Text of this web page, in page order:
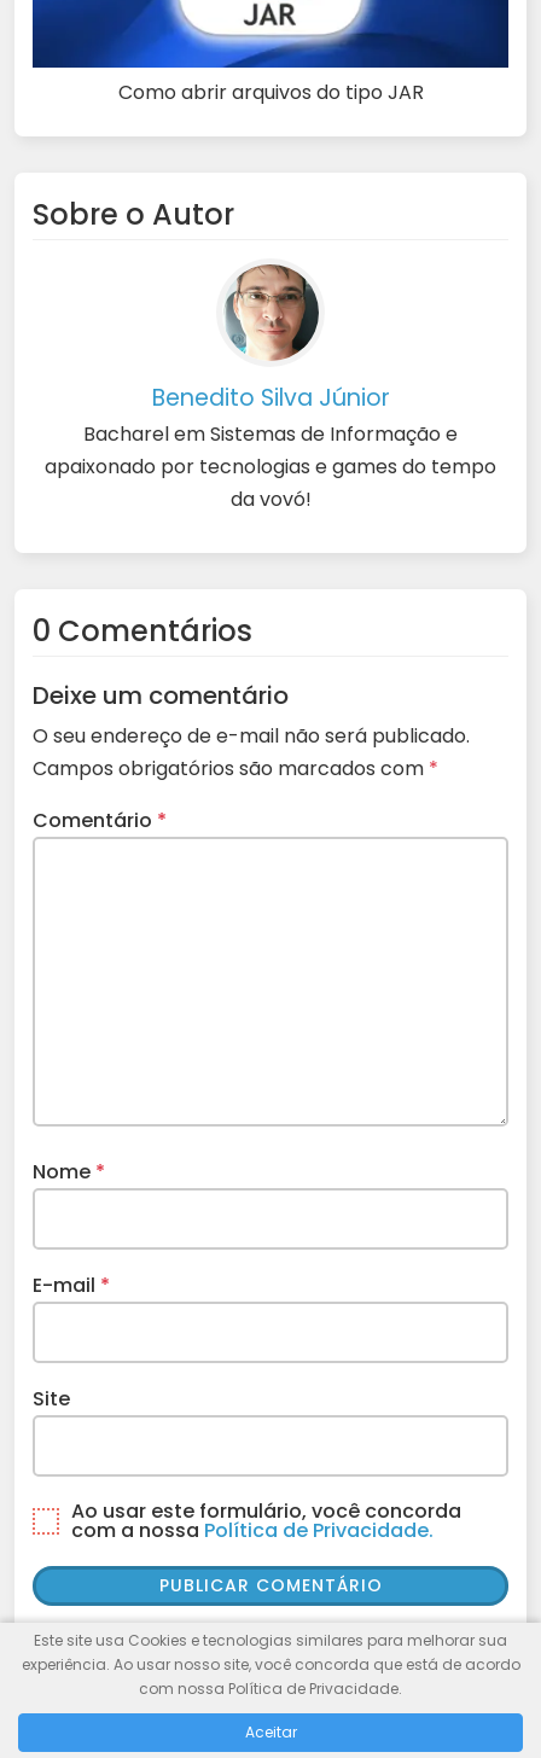
Como abrir arquivos do tipo JAR
Sobre o Autor
Benedito Silva Júnior
Bacharel em Sistemas de Informação e
apaixonado por tecnologias e games do tempo
da vovó!
0 Comentários
Deixe um comentário
O seu endereço de e-mail não será publicado.
Campos obrigatórios são marcados com *
Comentário *
Nome *
E-mail *
Site
Ao usar este formulário, você concorda
com a nossa Política de Privacidade.
PESQUISE AQUI
Este site usa Cookies e tecnologias similares para melhorar sua
experiência. Ao usar nosso site, você concorda que está de acordo
com nossa Política de Privacidade.
Aceitar